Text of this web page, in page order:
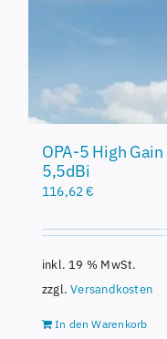
OPA-5 High
5,5dBi
116,62€
inkl. 19 % MwSt.
zzgl.Versandkosten
In den Warenkorb